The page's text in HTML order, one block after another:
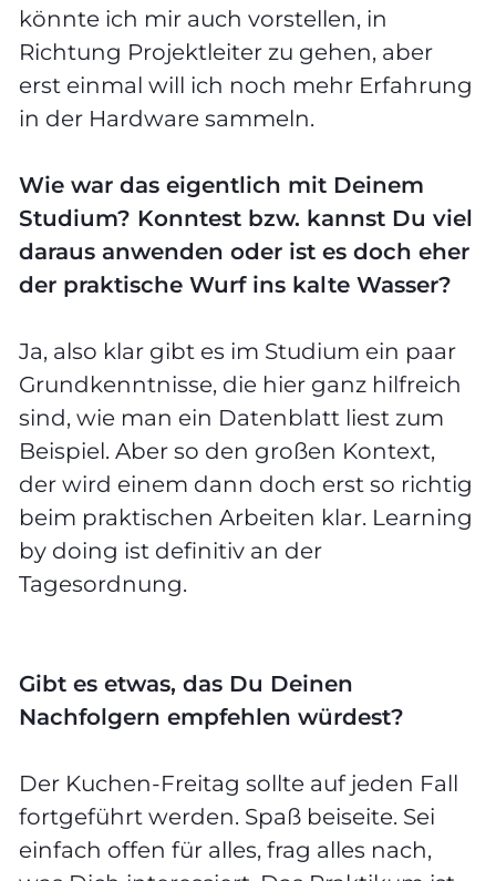
könnte ich mir auch vorstellen, in
Richtung Projektleiter zu gehen, aber
erst einmal will ich noch mehr Erfahrung
in der Hardware sammeln.
Wie war das eigentlich mit Deinem
Studium? Konntest bzw. kannst Du viel
daraus anwenden oder ist es doch eher
der praktische Wurf ins kalte Wasser?
Ja, also klar gibt es im Studium ein paar
Grundkenntnisse, die hier ganz hilfreich
sind, wie man ein Datenblatt liest zum
Beispiel. Aber so den großen Kontext,
der wird einem dann doch erst so richtig
beim praktischen Arbeiten klar. Learning
by doing ist definitiv an der
Tagesordnung.
Gibt es etwas, das Du Deinen
Nachfolgern empfehlen würdest?
Der Kuchen-Freitag sollte auf jeden Fall
fortgeführt werden. Spaß beiseite. Sei
einfach offen für alles, frag alles nach,